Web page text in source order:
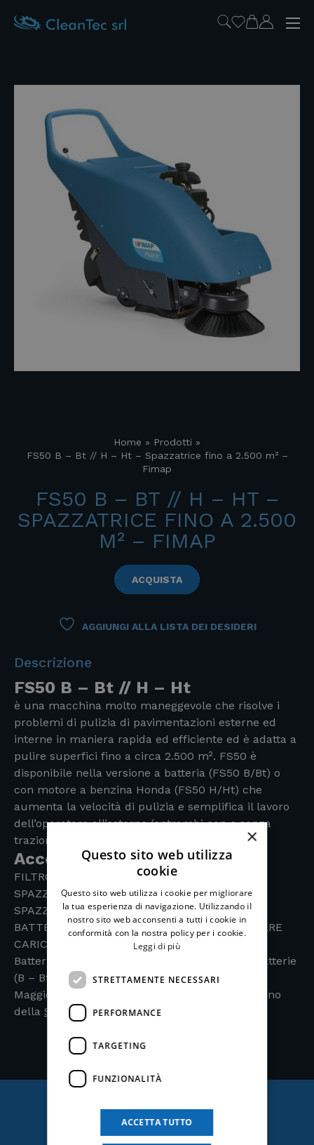
Home » Prodotti »
FS50 B – Bt // H – Ht – Spazzatrice fino a 2.500 m² –
Fimap
FS50 B – BT // H – HT –
SPAZZATRICE FINO A 2.500
M² – FIMAP
ACQUISTA
AGGIUNGI ALLA LISTA DEI DESIDERI
Descrizione
FS50 B – Bt // H – Ht
è una macchina molto maneggevole che risolve i
problemi di pulizia di pavimentazioni esterne ed
interne in maniera rapida ed efficiente ed è adatta a
pulire superfici fino a circa 2.500 m². FS50 è
disponibile nella versione a batteria (FS50 B/Bt) o
con motore a benzina Honda (FS50 H/Ht) che
aumenta la velocità di pulizia e semplifica il lavoro
dell’operatore all’esterno (entrambi con o senza
trazione).
Accessori inclusi:
FILTRO IN CARTA
SPAZZOLA CENTRALE PPL
SPAZZOLA LATERALE PPL
BATTERIA 12V – 120 AH (C20) – ACIDO-TUBOLARE
CARICABATTERIE 12V – 15 AH
Batterie e caricabatterie solo nelle Varianti a batterie
(B – Bt)
Maggiori informazioni e dettagli tecnici all’interno
della SCHEDA TECNICA
Ti potrebbe anche
×
Questo sito web utilizza
cookie
Questo sito web utilizza i cookie per migliorare
la tua esperienza di navigazione. Utilizzando il
nostro sito web acconsenti a tutti i cookie in
conformità con la nostra policy per i cookie.
Leggi di più
STRETTAMENTE NECESSARI
PERFORMANCE
TARGETING
FUNZIONALITÀ
ACCETTA TUTTO